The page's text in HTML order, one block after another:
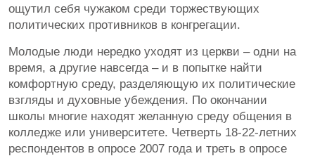
ощутил себя чужаком среди торжествующих
политических противников в конгрегации.
Молодые люди нередко уходят из церкви – одни на
время, а другие навсегда – и в попытке найти
комфортную среду, разделяющую их политические
взгляды и духовные убеждения. По окончании
школы многие находят желанную среду общения в
колледже или университете. Четверть 18-22-летних
респондентов в опросе 2007 года и треть в опросе